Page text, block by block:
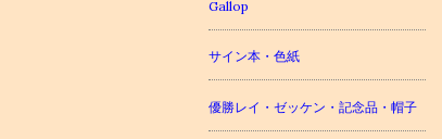
Gallop
サイン本・色紙
優勝レイ・ゼッケン・記念品・帽子